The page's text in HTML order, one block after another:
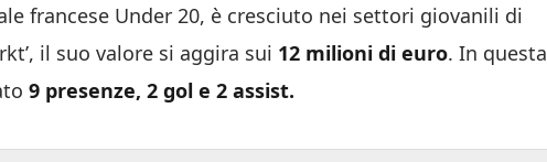
francese Under 20, è cresciuto nei settori giovanili di
il suo valore si aggira sui 12 milioni di euro. In questa
9 presenze, 2 gol e 2 assist.